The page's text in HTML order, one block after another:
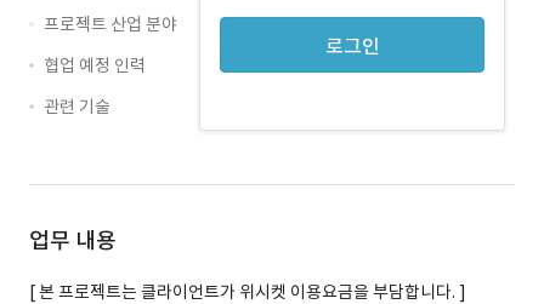
로그인
프로젝트 산업 분야
협업 예정 인력
관련 기술
업무 내용
[ 본 프로젝트는 클라이언트가 위시켓 이용요금을 부담합니다. ]